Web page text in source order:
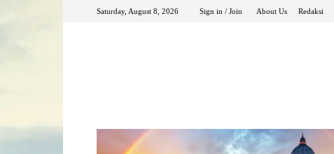
Saturday, August 8, 2026 Sign in / Join About Us Redaksi